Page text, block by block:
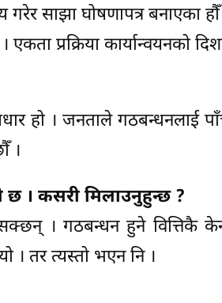
गरेर साझा घोषणापत्र बनाएका
प्रक्रिया कार्यान्वयनको
हो । जनताले गठबन्धनलाई
।
। कसरी मिलाउनुहुन्छ ?
। गठबन्धन हुने वित्तिकै
। तर त्यस्तो भएन नि ।